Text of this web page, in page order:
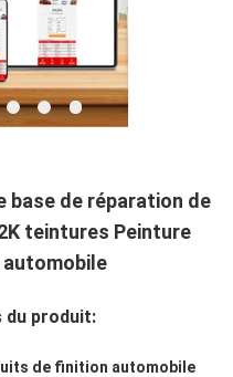
base de réparation de
teintures Peinture
du produit:
de finition automobile